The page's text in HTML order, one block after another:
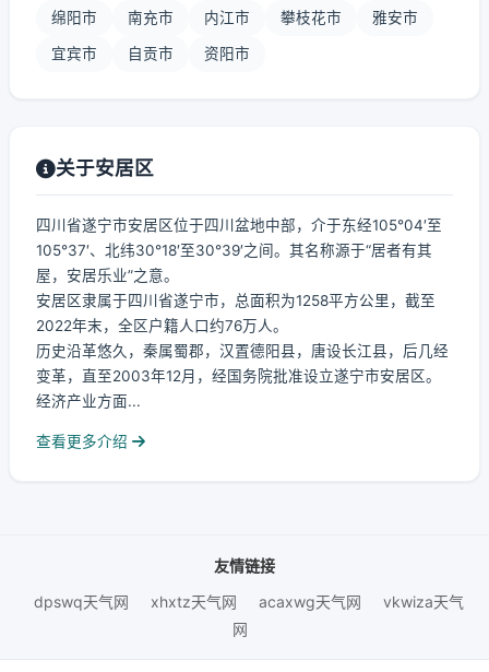
绵阳市 南充市 内江市 攀枝花市 雅安市
宜宾市 自贡市 资阳市
关于安居区
四川省遂宁市安居区位于四川盆地中部，介于东经105°04′至
105°37′、北纬30°18′至30°39′之间。其名称源于“居者有其
屋，安居乐业”之意。
安居区隶属于四川省遂宁市，总面积为1258平方公里，截至
2022年末，全区户籍人口约76万人。
历史沿革悠久，秦属蜀郡，汉置德阳县，唐设长江县，后几经
变革，直至2003年12月，经国务院批准设立遂宁市安居区。
经济产业方面...
查看更多介绍
友情链接
dpswq天气网
xhxtz天气网 acaxwg天气网
vkwiza天气
网